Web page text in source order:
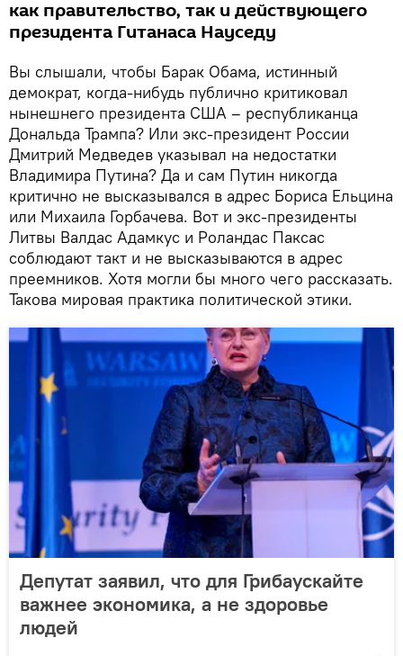
как правительство, так и действующего
президента Гитанаса Науседу
Вы слышали, чтобы Барак Обама, истинный
демократ, когда-нибудь публично критиковал
нынешнего президента США – республиканца
Дональда Трампа? Или экс-президент России
Дмитрий Медведев указывал на недостатки
Владимира Путина? Да и сам Путин никогда
критично не высказывался в адрес Бориса Ельцина
или Михаила Горбачева. Вот и экс-президенты
Литвы Валдас Адамкус и Роландас Паксас
соблюдают такт и не высказываются в адрес
преемников. Хотя могли бы много чего рассказать.
Такова мировая практика политической этики.
Депутат заявил, что для Грибаускайте
важнее экономика, а не здоровье
людей